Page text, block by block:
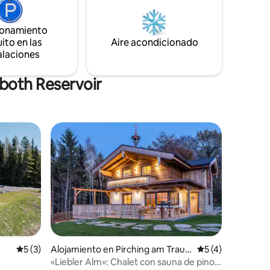
una
y
en nuestra piscina infinita, que se integra
circundante y relájate en la sauna
panorámica de pino cembro.
en las
Aire acondicionado
Reservoir
Calificación promedio: 5 de 5, 3 reseñas
5 (3)
Alojamiento en Pirching am Traub
enberg
Calificación
5 (4)
«Liebler Alm»: Chalet con sauna de pino y